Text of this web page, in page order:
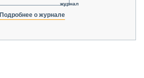
журнал
Подробнее о журнале